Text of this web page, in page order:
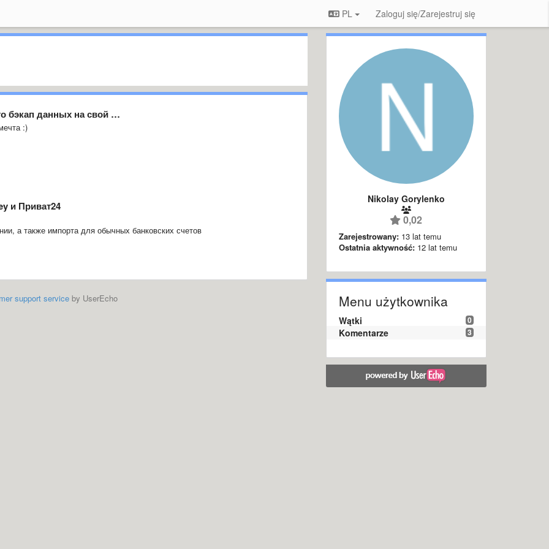
PL Zaloguj się/Zarejestruj się
бэкап данных на свой …
:)
и Приват24
а также импорта для обычных банковских счетов
support serviceby UserEcho
Nikolay Gorylenko
0,02
Zarejestrowany: 13 lat temu
Ostatnia aktywność: 12 lat temu
Menu użytkownika
0
Wątki
3
Komentarze